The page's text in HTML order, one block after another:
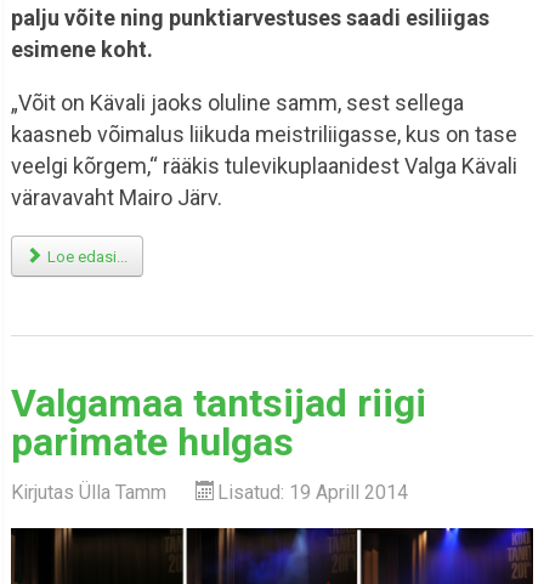
palju võite ning punktiarvestuses saadi esiliigas
esimene koht.
„Võit on Kävali jaoks oluline samm, sest sellega
kaasneb võimalus liikuda meistriliigasse, kus on tase
veelgi kõrgem,“ rääkis tulevikuplaanidest Valga Kävali
väravavaht Mairo Järv.
Loe edasi...
Valgamaa tantsijad riigi
parimate hulgas
Kirjutas Ülla Tamm Lisatud: 19 Aprill 2014